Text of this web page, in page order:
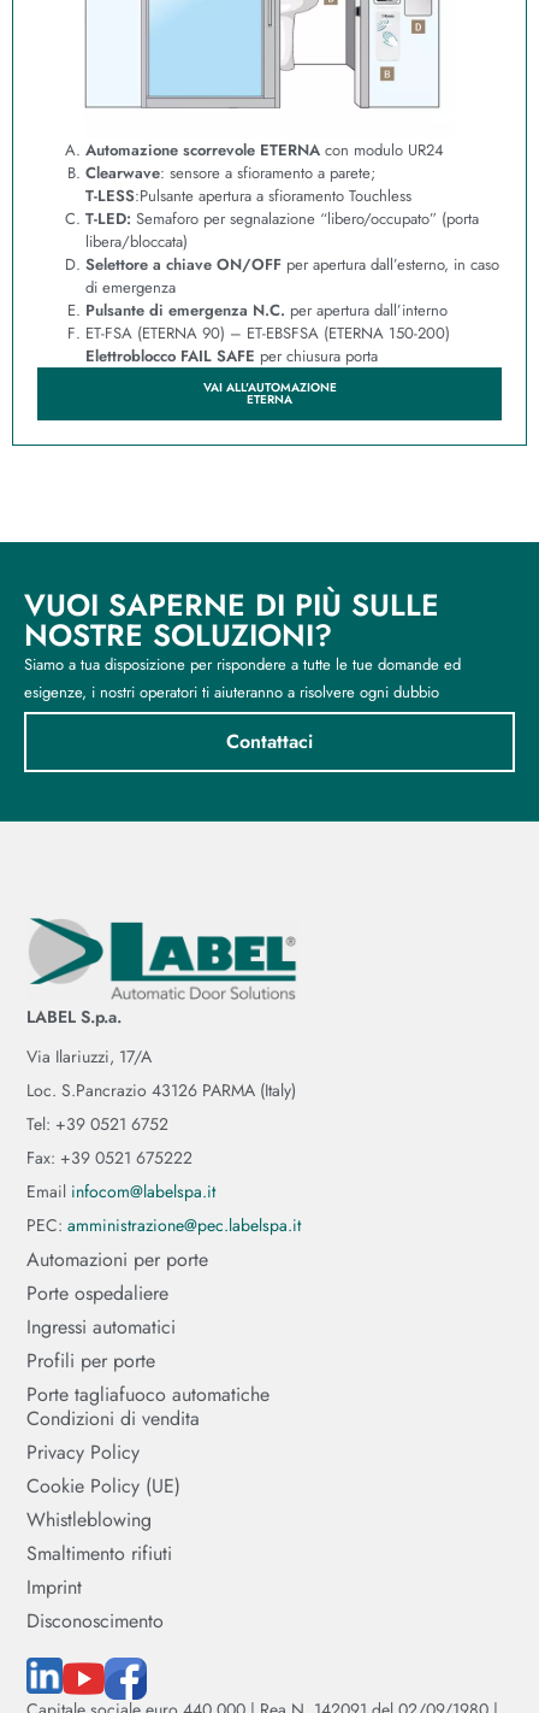
Automazione scorrevole ETERNA con modulo UR24
Clearwave: sensore a sfioramento a parete;
T-LESS:Pulsante apertura a sfioramento Touchless
T-LED: Semaforo per segnalazione “libero/occupato” (porta
libera/bloccata)
Selettore a chiave ON/OFF per apertura dall’esterno, in caso
di emergenza
Pulsante di emergenza N.C. per apertura dall’interno
ET-FSA (ETERNA 90) – ET-EBSFSA (ETERNA 150-200)
Elettroblocco FAIL SAFE per chiusura porta
VAI ALL'AUTOMAZIONE
ETERNA
VUOI SAPERNE DI PIÙ SULLE
NOSTRE SOLUZIONI?
Siamo a tua disposizione per rispondere a tutte le tue domande ed
esigenze, i nostri operatori ti aiuteranno a risolvere ogni dubbio
Contattaci
LABEL S.p.a.
Via Ilariuzzi, 17/A
Loc. S.Pancrazio 43126 PARMA (Italy)
Tel: +39 0521 6752
Fax: +39 0521 675222
Email infocom@labelspa.it
PEC:amministrazione@pec.labelspa.it
Automazioni per porte
Porte ospedaliere
Ingressi automatici
Profili per porte
Porte tagliafuoco automatiche
Condizioni di vendita
Privacy Policy
Cookie Policy (UE)
Whistleblowing
Smaltimento rifiuti
Imprint
Disconoscimento